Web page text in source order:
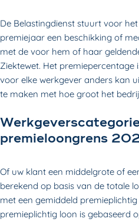
De Belastingdienst stuurt voor
premiejaar een beschikking of
met de voor hem of haar
Ziektewet. Het premiepercentage
voor elke werkgever anders kan
te maken met hoe groot het
premieloongrens
Of uw klant een middelgrote of
berekend op basis van de totale
met een gemiddeld
premieplichtig loon is gebaseerd